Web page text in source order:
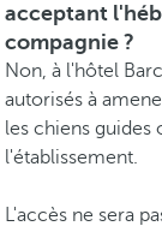
acceptant
compagnie ?
Non, à l'hôtel
autorisés à
les chiens guides
l'établissement.
L'accès ne sera